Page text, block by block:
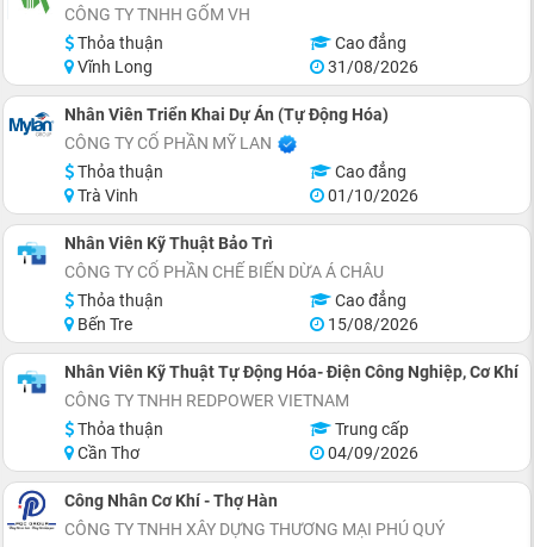
CÔNG TY TNHH GỐM VH
Thỏa thuận
Cao đẳng
Vĩnh Long
31/08/2026
Nhân Viên Triển Khai Dự Án (Tự Động Hóa)
CÔNG TY CỔ PHẦN MỸ LAN
Thỏa thuận
Cao đẳng
Trà Vinh
01/10/2026
Nhân Viên Kỹ Thuật Bảo Trì
CÔNG TY CỔ PHẦN CHẾ BIẾN DỪA Á CHÂU
Thỏa thuận
Cao đẳng
Bến Tre
15/08/2026
Nhân Viên Kỹ Thuật Tự Động Hóa- Điện Công Nghiệp, Cơ Khí
CÔNG TY TNHH REDPOWER VIETNAM
Thỏa thuận
Trung cấp
Cần Thơ
04/09/2026
Công Nhân Cơ Khí - Thợ Hàn
CÔNG TY TNHH XÂY DỰNG THƯƠNG MẠI PHÚ QUÝ